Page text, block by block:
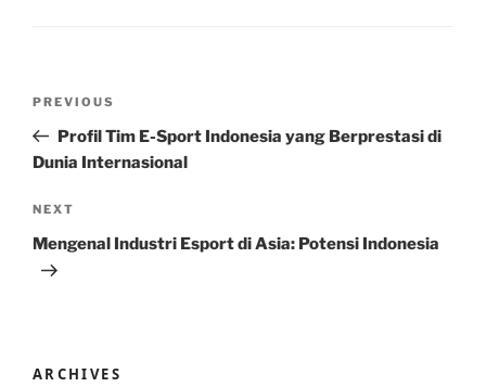
Previous
Post
PREVIOUS
Profil Tim E-Sport Indonesia yang Berprestasi di
Dunia Internasional
Next
Post
NEXT
Mengenal Industri Esport di Asia: Potensi Indonesia
ARCHIVES